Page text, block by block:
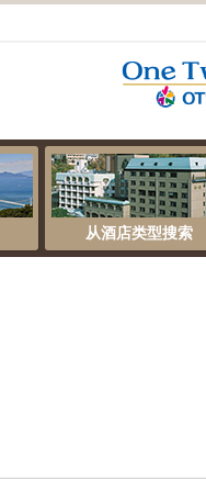
从酒店类型搜索